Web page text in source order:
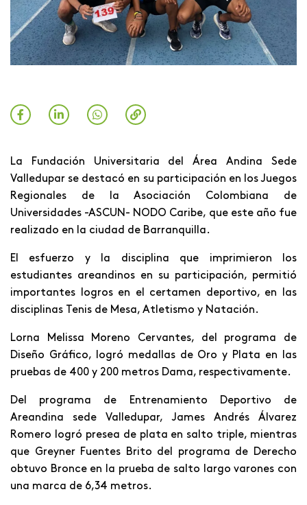
La Fundación Universitaria del Área Andina Sede
Valledupar se destacó en su participación en los Juegos
Regionales de la Asociación Colombiana de
Universidades -ASCUN- NODO Caribe, que este año fue
realizado en la ciudad de Barranquilla.
El esfuerzo y la disciplina que imprimieron los
estudiantes areandinos en su participación, permitió
importantes logros en el certamen deportivo, en las
disciplinas Tenis de Mesa, Atletismo y Natación.
Lorna Melissa Moreno Cervantes, del programa de
Diseño Gráfico, logró medallas de Oro y Plata en las
pruebas de 400 y 200 metros Dama, respectivamente.
Del programa de Entrenamiento Deportivo de
Areandina sede Valledupar, James Andrés Álvarez
Romero logró presea de plata en salto triple, mientras
que Greyner Fuentes Brito del programa de Derecho
obtuvo Bronce en la prueba de salto largo varones con
una marca de 6,34 metros.